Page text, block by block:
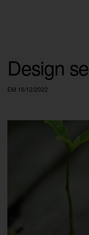
Design
EM 16/12/2022